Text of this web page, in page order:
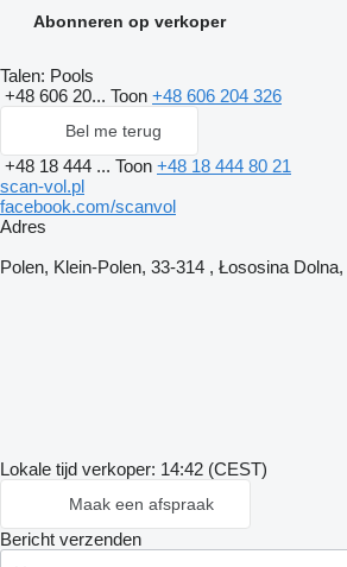
Abonneren op verkoper
Talen: Pools
+48 606 20... Toon +48 606 204 326
Bel me terug
+48 18 444 ... Toon +48 18 444 80 21
scan-vol.pl
facebook.com/scanvol
Adres
Polen, Klein-Polen, 33-314 , Łososina
Lokale tijd verkoper: 14:42 (CEST)
Maak een afspraak
Bericht verzenden